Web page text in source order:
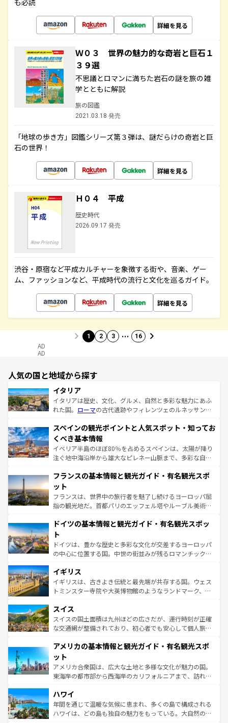
も必読
詳細を見る
Ｗ０３ 世界の魅力的な奇岩と巨石１
３９選
不思議とロマンに満ちた岩石の謎を旅の雑
学とともに解説
旅の図鑑
2021.03.18 発売
「地球の歩き方」図鑑シリーズ第３弾は、謎だらけの奇岩と巨
石の世界！
詳細を見る
Ｈ０４ 平成
歴史時代
2026.09.17 発売
渋谷・原宿など平成カルチャーを象徴する街や、音楽、ゲー
ム、ファッションなど、平成時代の流行と文化を巡るガイド。
詳細を見る
1 2 3 … 16
AD
AD
人気の国と地域から探す
イタリア
イタリアは歴史、文化、グルメ、自然と多彩な魅力にあふ
れた国。 ローマの古代遺跡やフィレンツェのルネッサンス
ろん、トスカーナの美しい田園風景やアマルフィ海岸の絶
景など、自然景観も見逃せない。観光の合間には、本場の
ピザやパスタなど、絶品のイタリア料理を堪能することも
できる。朝目覚めてから夜眠るまで、すべての瞬間を楽し
なお、新着のイタリア情報はコンテンツ一覧を参照してほ
しい。
スペインの観光ポイントと人気スポット・知ってお
くべき基本情報
イベリア半島のほぼ80％を占めるスペインは、太陽が降り
注ぐ地中海沿岸から雄大なピレネー山脈まで、多彩な自然
文化が根付くこの国では、情熱的なフラメンコ、熱気あふ
れる闘牛、そして美味しいタパスが生活の一部となってい
る。首都マドリードの洗練された雰囲気や、バルセロナの
アートに溢れた街角から、地方では古代ローマ遺跡や中世
せる。地方によって風土や気候が異なるスペインはその個
ンテンツ一覧 を参照してほしい。
フランスの基本情報と観光ガイド・有名観光スポ
ット
フランスは、世界中の旅行者を魅了し続けるヨーロッパ屈
指の観光地だ。首都パリのエッフェル塔やルーブル美術館
で、幅広い魅力が詰まっている。華麗な宮殿、歴史的な大
聖堂、美しいビーチ、そして豊かな自然が、訪れる者を心
から魅了する。また、フランスは美食の国としても知ら
れ、フランス料理はユネスコ無形文化遺産にも登録されて
香り高いラベンダー畑など、多彩な楽しみ方が可能だ。さ
らに、パリ以外の地域にも魅力が溢れており、どの街角に
も豊かな歴史と文化が息づいている。パリ以外の個性あふ
を参照してほしい。
ドイツの基本情報と観光ガイド・有名観光スポッ
ト
ドイツは、豊かな歴史と多彩な文化が交差するヨーロッパ
の中心に位置する国。中世の街並みが残るロマンチック街
顔を持つこの国は、どこを歩いても飽きることがない。ベ
ルリンの文化的活気、バイエルン州のアルプスの絶景、そ
してライン川沿いのワイン畑といった風景は必見。ビール
は、お酒好きな人にはぜひ体験してほしい。 なお、新着の
ドイツ情報はコンテンツ一覧を参照してほしい。
イギリス
イギリスは、古きよき伝統と最先端が共存する国。ウェス
トミンスター寺院や大英博物館のようなランドマーク、歴
リアごとに異なる魅力がある。また、優雅なアフタヌーン
ティー、ビール好きにはたまらない英国パブ、サッカー観
戦など、本場だからこそできる体験も豊富。イギリスを旅
ンツ一覧を参照してほしい。
スイス
スイスの国土面積は九州ほどの広さだが、運行時刻が正確
な交通網が整備されており、初心者でも安心して個人旅行
の建物がそのまま残る町や、スイスならではのユニークな
博物館もあり、アルプス観光だけでなく町歩きも満喫する
ことができる。国民の所得が高いため物価も高いが、旅行
者向けの交通パス提供のサービスもあり、うまく活用すれ
着のスイス情報は
アメリカの基本情報と観光ガイド・有名観光スポ
ット
アメリカ合衆国は、広大な土地と多様な文化が魅力の国。
東海岸の都市部から西海岸のカリフォルニアまで、訪れる
のような巨大都市は、観光、ショッピング、エンターテイ
ンメントが詰まった刺激的なスポットだ。一方、アメリカ
西部には大自然が広がり、グランドキャニオンやイエロー
ハワイ
年間を通じて温暖な気候に恵まれ、多くの島で構成される
ハワイは、どの島も独自の魅力をもっている。大自然の神